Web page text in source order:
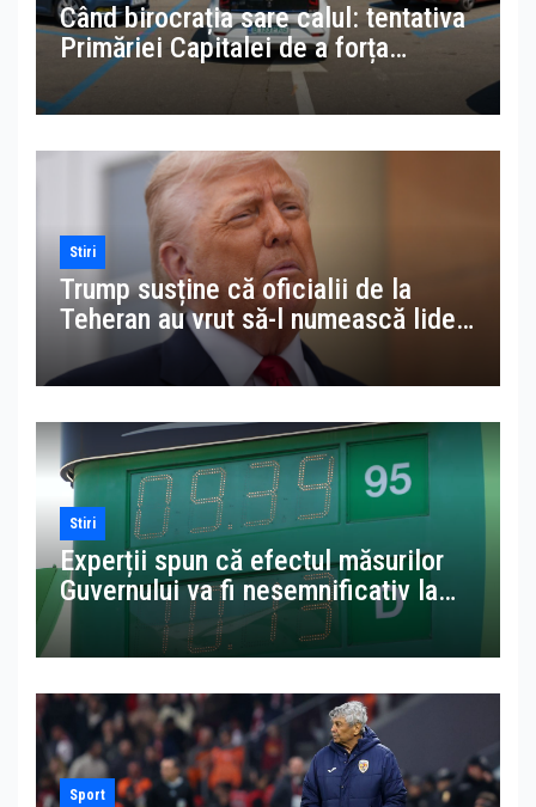
Când birocrația sare calul: tentativa
Primăriei Capitalei de a forța
accesul la datele MAI pentru
amenzi la parcări ilegale
Stiri
Trump susține că oficialii de la
Teheran au vrut să-l numească lider
suprem al Iranului în locul lui
Khamenei
Stiri
Experții spun că efectul măsurilor
Guvernului va fi nesemnificativ la
pompă. Avem benzină mai scumpă
decât în Suedia
Sport